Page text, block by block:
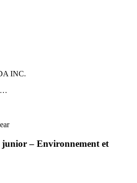
INC.
junior – Environnement et